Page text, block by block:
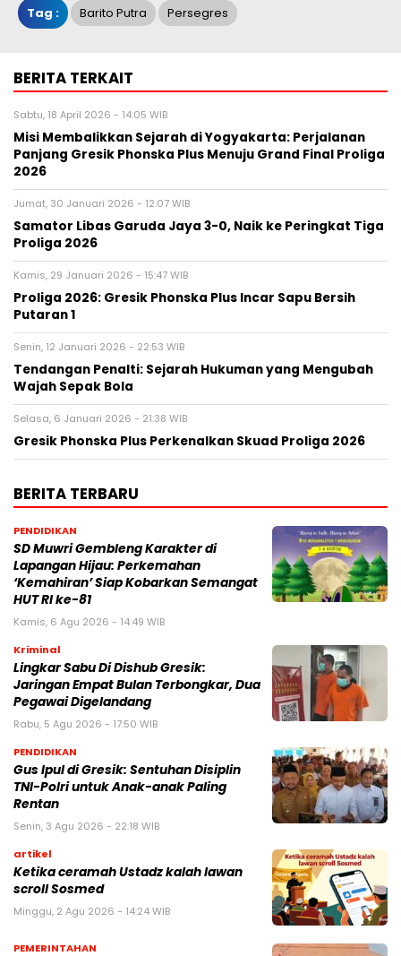
Tag : Barito Putra Persegres
BERITA TERKAIT
Sabtu, 18 April 2026 - 14:05 WIB
Misi Membalikkan Sejarah di Yogyakarta: Perjalanan
Panjang Gresik Phonska Plus Menuju Grand Final Proliga
2026
Jumat, 30 Januari 2026 - 12:07 WIB
Samator Libas Garuda Jaya 3-0, Naik ke Peringkat Tiga
Proliga 2026
Kamis, 29 Januari 2026 - 15:47 WIB
Proliga 2026: Gresik Phonska Plus Incar Sapu Bersih
Putaran 1
Senin, 12 Januari 2026 - 22:53 WIB
Tendangan Penalti: Sejarah Hukuman yang Mengubah
Wajah Sepak Bola
Selasa, 6 Januari 2026 - 21:38 WIB
Gresik Phonska Plus Perkenalkan Skuad Proliga 2026
BERITA TERBARU
PENDIDIKAN
SD Muwri Gembleng Karakter di
Lapangan Hijau: Perkemahan
‘Kemahiran’ Siap Kobarkan Semangat
HUT RI ke-81
Kamis, 6 Agu 2026 - 14:49 WIB
Kriminal
Lingkar Sabu Di Dishub Gresik:
Jaringan Empat Bulan Terbongkar, Dua
Pegawai Digelandang
Rabu, 5 Agu 2026 - 17:50 WIB
PENDIDIKAN
Gus Ipul di Gresik: Sentuhan Disiplin
TNI-Polri untuk Anak-anak Paling
Rentan
Senin, 3 Agu 2026 - 22:18 WIB
artikel
Ketika ceramah Ustadz kalah lawan
scroll Sosmed
Minggu, 2 Agu 2026 - 14:24 WIB
PEMERINTAHAN